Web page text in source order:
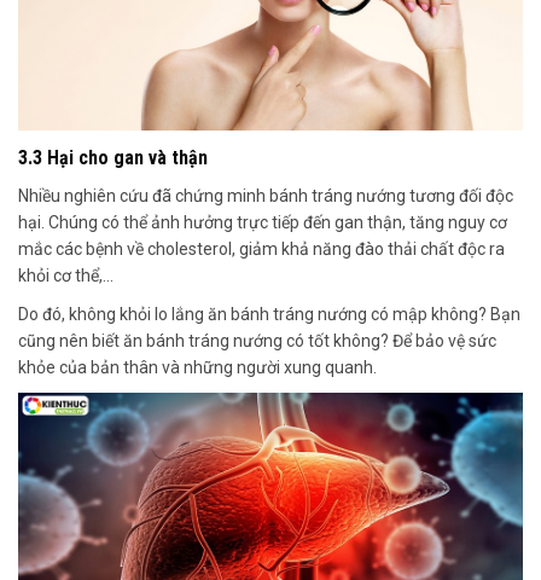
3.3 Hại cho gan và thận
Nhiều nghiên cứu đã chứng minh bánh tráng nướng tương đối độc
hại. Chúng có thể ảnh hưởng trực tiếp đến gan thận, tăng nguy cơ
mắc các bệnh về cholesterol, giảm khả năng đào thải chất độc ra
khỏi cơ thể,…
Do đó, không khỏi lo lắng ăn bánh tráng nướng có mập không? Bạn
cũng nên biết ăn bánh tráng nướng có tốt không? Để bảo vệ sức
khỏe của bản thân và những người xung quanh.